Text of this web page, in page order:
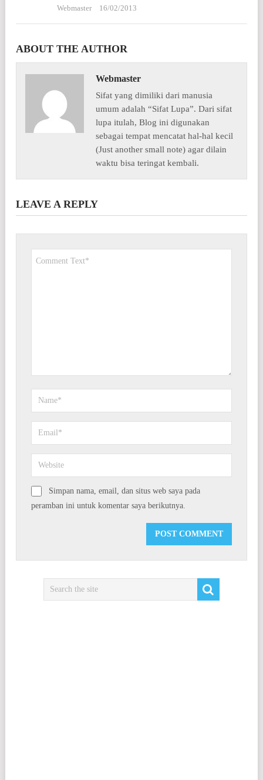
Webmaster
16/02/2013
ABOUT THE AUTHOR
Webmaster
Sifat yang dimiliki dari manusia
umum adalah “Sifat Lupa”. Dari sifat
lupa itulah, Blog ini digunakan
sebagai tempat mencatat hal-hal kecil
(Just another small note) agar dilain
waktu bisa teringat kembali.
LEAVE A REPLY
Simpan nama, email, dan situs web saya pada
peramban ini untuk komentar saya berikutnya.